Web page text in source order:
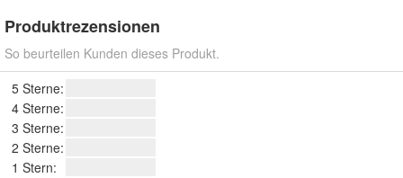
Produktrezensionen
So beurteilen Kunden dieses Produkt.
5 Sterne:
4 Sterne:
3 Sterne:
2 Sterne:
1 Stern: